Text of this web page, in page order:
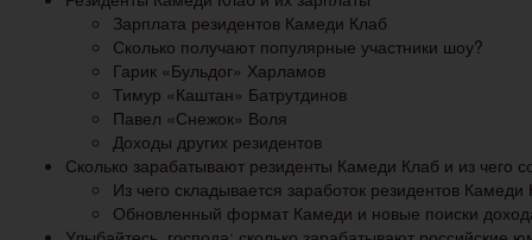
Зарплата резидентов Камеди Клаб
Сколько получают популярные участники шоу?
Гарик «Бульдог» Харламов
Тимур «Каштан» Батрутдинов
Павел «Снежок» Воля
Доходы других резидентов
Сколько зарабатывают резиденты Камеди Клаб и из чего
Из чего складывается заработок резидентов Камеди
Обновленный формат Камеди и новые поиски